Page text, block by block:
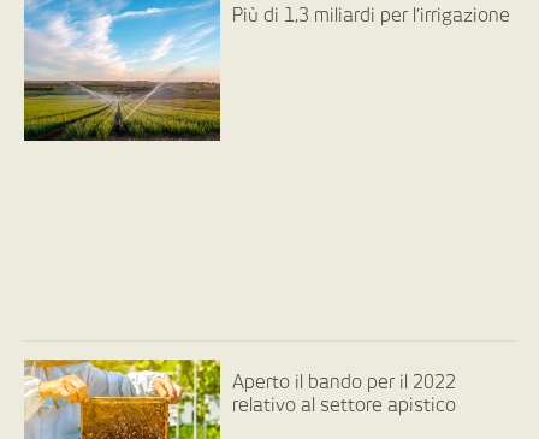
Più di 1,3 miliardi per l’irrigazione
Aperto il bando per il 2022
relativo al settore apistico